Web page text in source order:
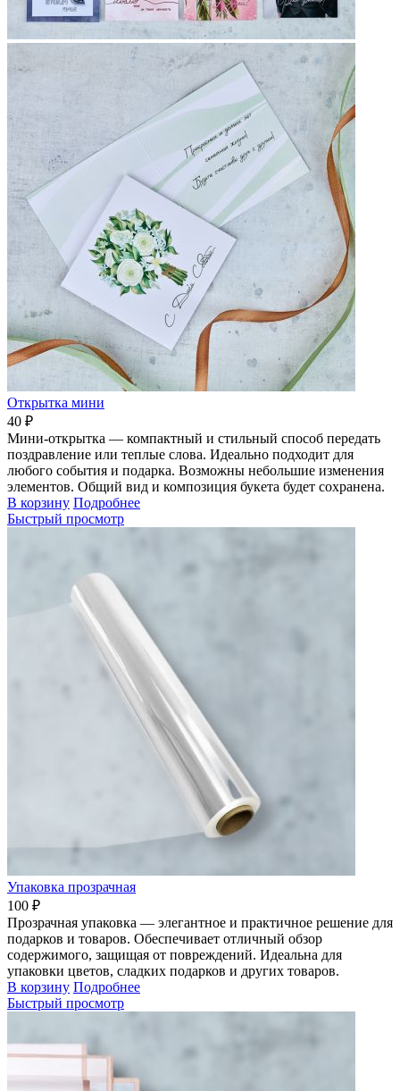
Открытка мини
40 ₽
Мини-открытка — компактный и стильный способ передать
поздравление или теплые слова. Идеально подходит для
любого события и подарка. Возможны небольшие изменения
элементов. Общий вид и композиция букета будет сохранена.
В корзину Подробнее
Быстрый просмотр
Упаковка прозрачная
100 ₽
Прозрачная упаковка — элегантное и практичное решение для
подарков и товаров. Обеспечивает отличный обзор
содержимого, защищая от повреждений. Идеальна для
упаковки цветов, сладких подарков и других товаров.
В корзину Подробнее
Быстрый просмотр